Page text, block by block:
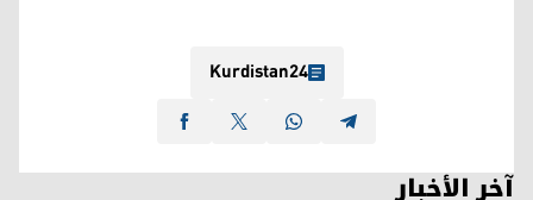
Kurdistan24
آخر الأخبار